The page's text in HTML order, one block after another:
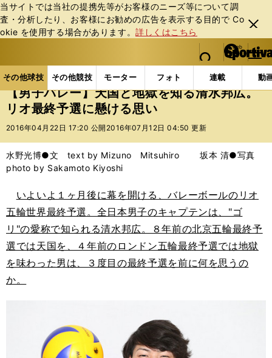
当サイトでは当社の提携先等がお客様のニーズ等について調
査・分析したり、お客様にお勧めの広告を表⽰する⽬的で Co
okie を使⽤する場合があります。詳しくはこちら
閉じ
る
web Sportiva (webスポルティーバ)
検索
マイペ
ー
ジ
メニュ
その他球技 その他競技 モーター フォト 連載 動
ス
ポ
ル
バ
その他球技の記事一覧 バレー 【男子バレー】天国
【男子バレー】天国と地獄を知る清水邦広。
リオ最終予選に懸ける思い
2016年04月22日 17:20 公開 2016年07月12日 04:50 更新
水野光博●文 text by Mizuno Mitsuhiro 坂本 清●写真
photo by Sakamoto Kiyoshi
いよいよ１ヶ月後に幕を開ける、バレーボールのリオ
五輪世界最終予選。全日本男子のキャプテンは、"ゴ
リ"の愛称で知られる清水邦広。８年前の北京五輪最終予
選では天国を、４年前のロンドン五輪最終予選では地獄
を味わった男は、３度目の最終予選を前に何を思うの
か。